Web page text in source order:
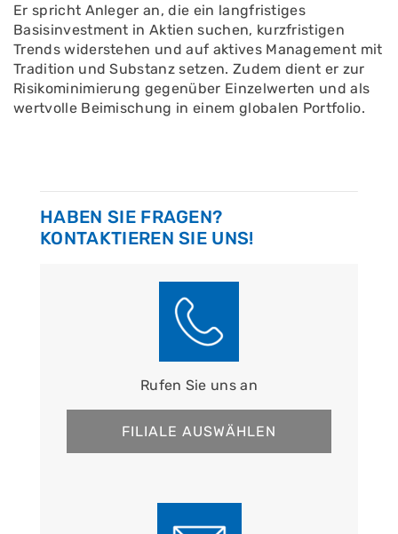
Er spricht Anleger an, die ein langfristiges
Basisinvestment in Aktien suchen, kurzfristigen
Trends widerstehen und auf aktives Management mit
Tradition und Substanz setzen. Zudem dient er zur
Risikominimierung gegenüber Einzelwerten und als
wertvolle Beimischung in einem globalen Portfolio.
HABEN SIE FRAGEN?
KONTAKTIEREN SIE UNS!
Rufen Sie uns an
FILIALE AUSWÄHLEN